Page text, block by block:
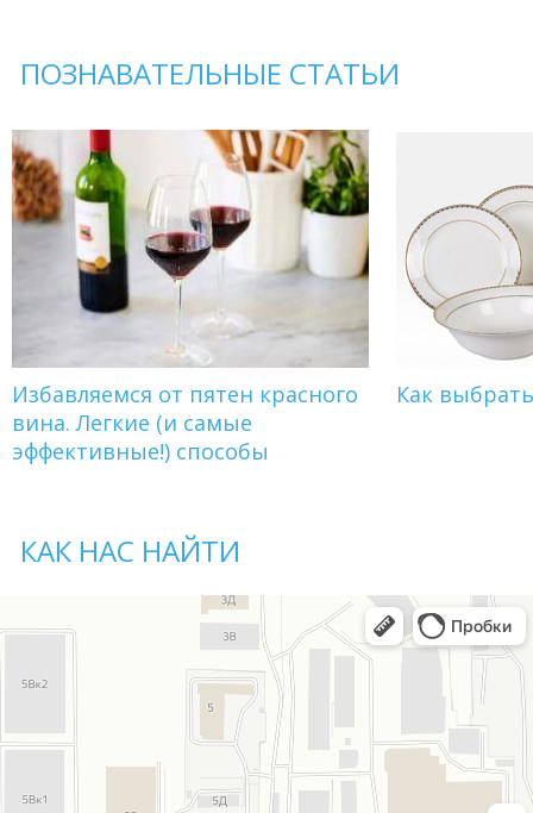
ПОЗНАВАТЕЛЬНЫЕ СТАТЬИ
Избавляемся от пятен красного
вина. Легкие (и самые
эффективные!) способы
Как
КАК НАС НАЙТИ